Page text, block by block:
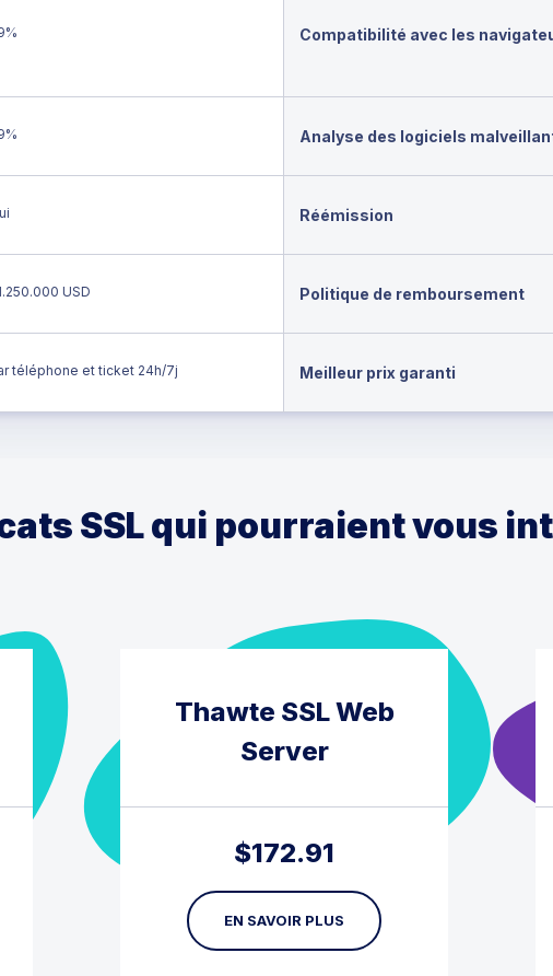
Compatibilité avec les
Analyse des logiciels
Réémission
USD Politique de remboursement
téléphone et ticket 24h/7j Meilleur prix garanti
SSL qui pourraient vous
Thawte SSL Web
Server
$172.91
EN SAVOIR PLUS